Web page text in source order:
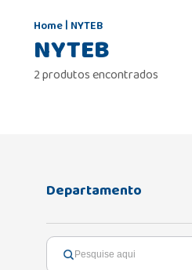
NYTEB
NYTEB
2 produtos encontrados
Departamento